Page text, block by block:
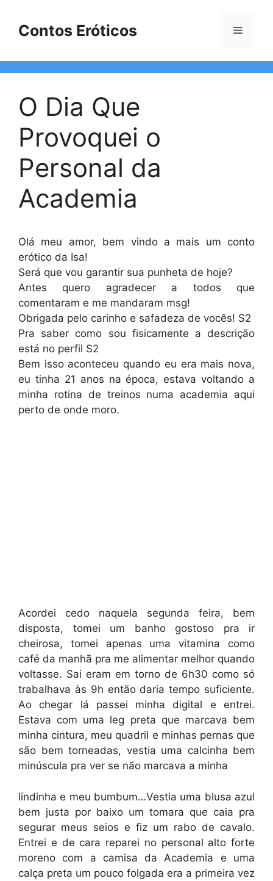
Contos Eróticos Menu
O Dia Que
Provoquei o
Personal da
Academia
Olá meu amor, bem vindo a mais um conto
erótico da Isa!
Será que vou garantir sua punheta de hoje?
Antes quero agradecer a todos que
comentaram e me mandaram msg!
Obrigada pelo carinho e safadeza de vocês! S2
Pra saber como sou fisicamente a descrição
está no perfil S2
Bem isso aconteceu quando eu era mais nova,
eu tinha 21 anos na época, estava voltando a
minha rotina de treinos numa academia aqui
perto de onde moro.
Acordei cedo naquela segunda feira, bem
disposta, tomei um banho gostoso pra ir
cheirosa, tomei apenas uma vitamina como
café da manhã pra me alimentar melhor quando
voltasse. Sai eram em torno de 6h30 como só
trabalhava às 9h então daria tempo suficiente.
Ao chegar lá passei minha digital e entrei.
Estava com uma leg preta que marcava bem
minha cintura, meu quadril e minhas pernas que
são bem torneadas, vestia uma calcinha bem
minúscula pra ver se não marcava a minha
lindinha e meu bumbum…Vestia uma blusa azul
bem justa por baixo um tomara que caia pra
segurar meus seios e fiz um rabo de cavalo.
Entrei e de cara reparei no personal alto forte
moreno com a camisa da Academia e uma
calça preta um pouco folgada era a primeira vez